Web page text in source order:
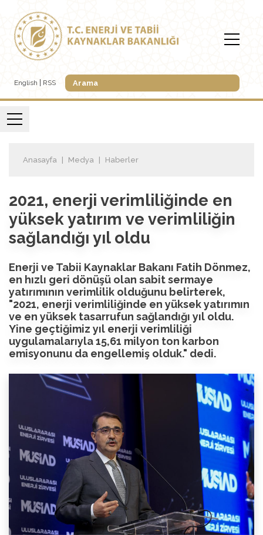
English RSS
Anasayfa Medya Haberler
2021, enerji verimliliğinde en
yüksek yatırım ve verimliliğin
sağlandığı yıl oldu
Enerji ve Tabii Kaynaklar Bakanı Fatih Dönmez,
en hızlı geri dönüşü olan sabit sermaye
yatırımının verimlilik olduğunu belirterek,
"2021, enerji verimliliğinde en yüksek yatırımın
ve en yüksek tasarrufun sağlandığı yıl oldu.
Yine geçtiğimiz yıl enerji verimliliği
uygulamalarıyla 15,61 milyon ton karbon
emisyonunu da engellemiş olduk." dedi.